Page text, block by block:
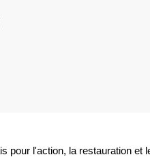
pour l'action, la restauration